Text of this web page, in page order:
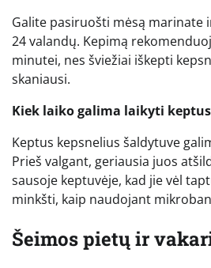
Galite pasiruošti mėsą marinate
24 valandų. Kepimą
minutei, nes šviežiai iškepti
skaniausi.
Kiek laiko galima laikyti
Keptus kepsnelius šaldytuve
Prieš valgant, geriausia juos
sausoje keptuvėje, kad jie vėl
minkšti, kaip naudojant
Šeimos pietų ir